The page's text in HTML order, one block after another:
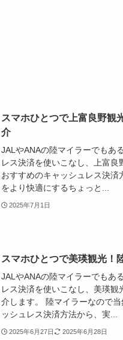
スマホひとつで上富良野観
介
JALやANAの陸マイラーでもあ
レス決済を使いこなし、上富良
おすすめのキャッシュレス決
をより快適にするちょっと...
2025年7月1日
スマホひとつで美瑛観光！
JALやANAの陸マイラーでもあ
レス決済を使いこなし、美瑛
介します。 陸マイラーなので
ッシュレス決済方法から、実...
2025年6月27日 2025年6月28日